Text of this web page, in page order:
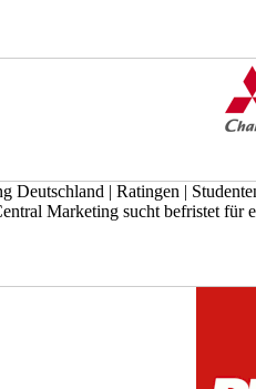
Deutschland | Ratingen |
Marketing sucht befristet für